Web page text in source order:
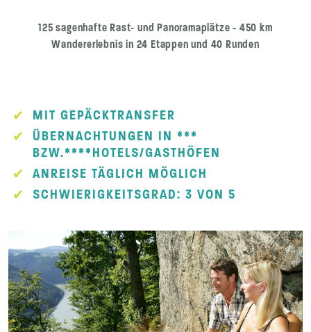
125 sagenhafte Rast- und Panoramaplätze - 450 km
Wandererlebnis in 24 Etappen und 40 Runden
MIT GEPÄCKTRANSFER
ÜBERNACHTUNGEN IN ***
BZW.****HOTELS/GASTHÖFEN
ANREISE TÄGLICH MÖGLICH
SCHWIERIGKEITSGRAD: 3 VON 5